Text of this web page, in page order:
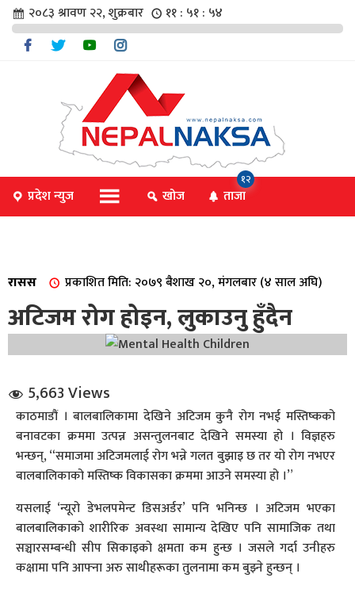
संवाद
२०८३ श्रावण २२, शुक्रबार ११ : ५१ : ५४
प्रदेश न्युज खोज ताजा
१२
रासस प्रकाशित मिति: २०७९ बैशाख २०, मंगलबार (४ साल अघि)
अटिजम रोग होइन, लुकाउनु हुँदैन
5,663 Views
काठमाडौं । बालबालिकामा देखिने अटिजम कुनै रोग नभई मस्तिष्कको
बनावटका क्रममा उत्पन्न असन्तुलनबाट देखिने समस्या हो । विज्ञहरु
भन्छन्, “समाजमा अटिजमलाई रोग भन्ने गलत बुझाइ छ तर यो रोग नभएर
बालबालिकाको मस्तिष्क विकासका क्रममा आउने समस्या हो ।”
यसलाई ‘न्यूरो डेभलपमेन्ट डिसअर्डर’ पनि भनिन्छ । अटिजम भएका
बालबालिकाको शारीरिक अवस्था सामान्य देखिए पनि सामाजिक तथा
सञ्चारसम्बन्धी सीप सिकाइको क्षमता कम हुन्छ । जसले गर्दा उनीहरु
कक्षामा पनि आफ्ना अरु साथीहरूका तुलनामा कम बुझ्ने हुन्छन् ।